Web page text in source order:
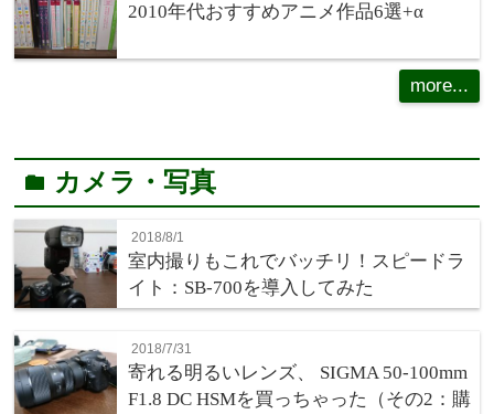
2010年代おすすめアニメ作品6選+α
more...
folder カメラ・写真
2018/8/1
室内撮りもこれでバッチリ！スピードラ
イト：SB-700を導入してみた
2018/7/31
寄れる明るいレンズ、 SIGMA 50-100mm
F1.8 DC HSMを買っちゃった（その2：購